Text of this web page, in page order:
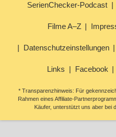
SerienChecker-Podcast
Filme A–Z
Datenschutzeinstellungen
Links Facebook
* Transparenzhinweis: Für
Rahmen eines Affiliate-
Käufer, unterstützt uns aber bei